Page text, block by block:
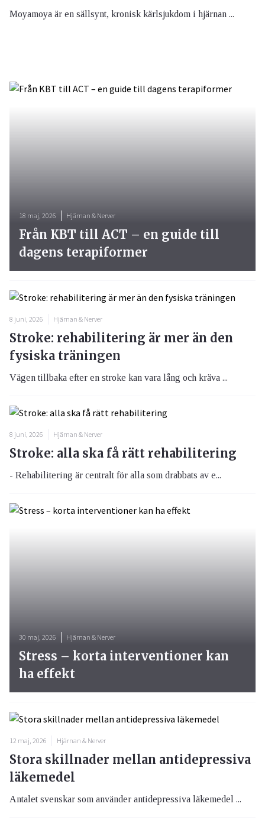
Moyamoya är en sällsynt, kronisk kärlsjukdom i hjärnan ...
8 juni, 2026 Hjärnan & Nerver
Stroke: rehabilitering är mer än den
fysiska träningen
Vägen tillbaka efter en stroke kan vara lång och kräva ...
8 juni, 2026 Hjärnan & Nerver
Stroke: alla ska få rätt rehabilitering
- Rehabilitering är centralt för alla som drabbats av e...
18 maj, 2026 Hjärnan & Nerver
Från KBT till ACT – en guide till
dagens terapiformer
30 maj, 2026 Hjärnan & Nerver
Stress – korta interventioner kan
ha effekt
12 maj, 2026 Hjärnan & Nerver
Stora skillnader mellan antidepressiva
läkemedel
Antalet svenskar som använder antidepressiva läkemedel ...